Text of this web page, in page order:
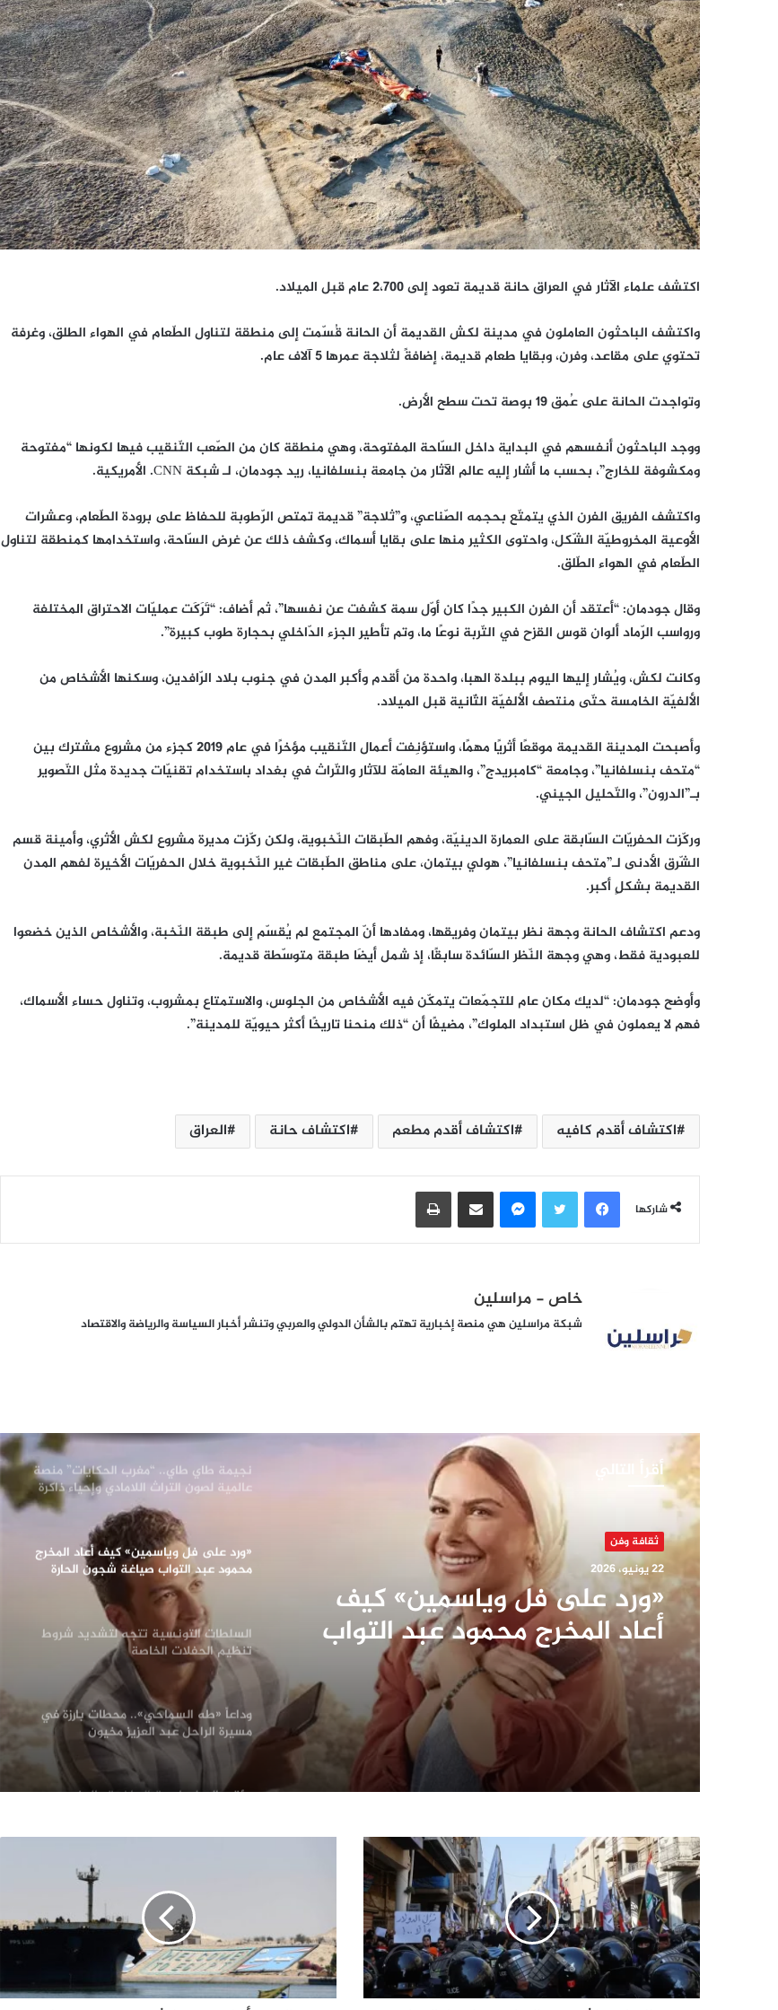
اكتشف علماء الآثار في العراق حانة قديمة تعود إلى 2،700 عام قبل الميلاد.
واكتشف الباحثون العاملون في مدينة لكش القديمة أن الحانة قُسّمت إلى منطقة لتناول الطّعام في الهواء الطلق، وغرفة
تحتوي على مقاعد، وفرن، وبقايا طعام قديمة، إضافةً لثلاجة عمرها 5 آلاف عام.
وتواجدت الحانة على عُمق 19 بوصة تحت سطح الأرض.
ووجد الباحثون أنفسهم في البداية داخل السّاحة المفتوحة، وهي منطقة كان من الصّعب التّنقيب فيها لكونها “مفتوحة
ومكشوفة للخارج”، بحسب ما أشار إليه عالم الآثار من جامعة بنسلفانيا، ريد جودمان، لـ شبكة CNN. الأمريكية.
واكتشف الفريق الفرن الذي يتمتّع بحجمه الصّناعي، و”ثلاجة” قديمة تمتص الرّطوبة للحفاظ على برودة الطّعام، وعشرات
الأوعية المخروطيّة الشّكل، واحتوى الكثير منها على بقايا أسماك، وكشف ذلك عن غرض السّاحة، واستخدامها كمنطقة لتناول
الطّعام في الهواء الطّلق.
وقال جودمان: “أعتقد أن الفرن الكبير جدًا كان أوّل سمة كشفت عن نفسها”، ثم أضاف: “تَرَكَت عمليّات الاحتراق المختلفة
ورواسب الرّماد ألوان قوس القزح في التّربة نوعًا ما، وتم تأطير الجزء الدّاخلي بحجارة طوب كبيرة”.
وكانت لكش، ويُشار إليها اليوم ببلدة الهبا، واحدة من أقدم وأكبر المدن في جنوب بلاد الرّافدين، وسكنها الأشخاص من
الألفيّة الخامسة حتّى منتصف الألفيّة الثّانية قبل الميلاد.
وأصبحت المدينة القديمة موقعًا أثريًا مهمًا، واستؤنِفت أعمال التّنقيب مؤخرًا في عام 2019 كجزء من مشروع مشترك بين
“متحف بنسلفانيا”، وجامعة “كامبريدج”، والهيئة العامّة للآثار والتّراث في بغداد باستخدام تقنيّات جديدة مثل التّصوير
بـ”الدرون”، والتّحليل الجيني.
وركّزت الحفريّات السّابقة على العمارة الدينيّة، وفهم الطّبقات النّخبوية، ولكن ركّزت مديرة مشروع لكش الأثري، وأمينة قسم
الشّرق الأدنى لـ”متحف بنسلفانيا”، هولي بيتمان، على مناطق الطّبقات غير النّخبوية خلال الحفريّات الأخيرة لفهم المدن
القديمة بشكلٍ أكبر.
ودعم اكتشاف الحانة وجهة نظر بيتمان وفريقها، ومفادها أنّ المجتمع لم يُقسّم إلى طبقة النّخبة، والأشخاص الذين خضعوا
للعبودية فقط، وهي وجهة النّظر السّائدة سابقًا، إذ شمل أيضَا طبقة متوسّطة قديمة.
وأوضح جودمان: “لديك مكان عام للتجمّعات يتمكّن فيه الأشخاص من الجلوس، والاستمتاع بمشروب، وتناول حساء الأسماك،
فهم لا يعملون في ظل استبداد الملوك”، مضيفًا أن “ذلك منحنا تاريخًا أكثر حيويّة للمدينة”.
اكتشاف أقدم كافيه اكتشاف أقدم مطعم اكتشاف حانة العراق
شاركها
فيسبوكتويتر ماسنجر مشاركة عبر البريد طباعة
خاص - مراسلين
شبكة مراسلين هي منصة إخبارية تهتم بالشأن الدولي والعربي وتنشر أخبار السياسة والرياضة والاقتصاد
أقرأ التالي
ثقافة وفن
22 يونيو، 2026
«ورد على فل وياسمين» كيف
أعاد المخرج محمود عبد التواب
صياغة شجون الحارة الشعبية؟
مجلس الوحدة الإعلامية العربية يعلن عودة
“القلادة الذهبية – الدرجة الخاصة” شعاراً
42 لمهرجان الإسكندرية السينمائي
جلال.. تفاصيل الساعات الأخيرة من حياتها
نجيمة طاي طاي.. “مغرب الحكايات” منصة
عالمية لصون التراث اللامادي وإحياء ذاكرة
«ورد على فل وياسمين» كيف أعاد المخرج
محمود عبد التواب صياغة شجون الحارة
الشعبية؟
السلطات التونسية تتجه لتشديد شروط
تنظيم الحفلات الخاصة
وداعاً «طه السماحي».. محطات بارزة في
مسيرة الراحل عبد العزيز مخيون
مؤتمر الدبلوماسية الرياضية بالمغرب
«قمح ومواويل».. أسبوع التراث اللامادي
في درعا: الشعر النبطي جسرًا بين الجذور
مجلس الوحدة الإعلامية العربية يعلن عودة
أنشطته الإعلامية والإبداعية ويعتمد
“القلادة الذهبية – الدرجة الخاصة” شعاراً